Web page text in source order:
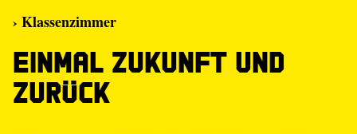
› Klassenzimmer
Einmal Zukunft und
zurück